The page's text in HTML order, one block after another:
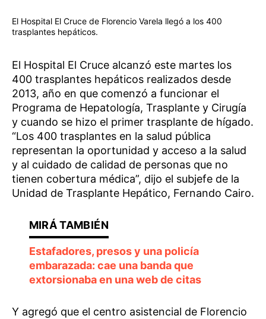
El Hospital El Cruce de Florencio Varela llegó a los 400
trasplantes hepáticos.
El Hospital El Cruce alcanzó este martes los
400 trasplantes hepáticos realizados desde
2013, año en que comenzó a funcionar el
Programa de Hepatología, Trasplante y Cirugía
y cuando se hizo el primer trasplante de hígado.
“Los 400 trasplantes en la salud pública
representan la oportunidad y acceso a la salud
y al cuidado de calidad de personas que no
tienen cobertura médica”, dijo el subjefe de la
Unidad de Trasplante Hepático, Fernando Cairo.
Estafadores, presos y una policía
embarazada: cae una banda que
extorsionaba en una web de citas
Y agregó que el centro asistencial de Florencio